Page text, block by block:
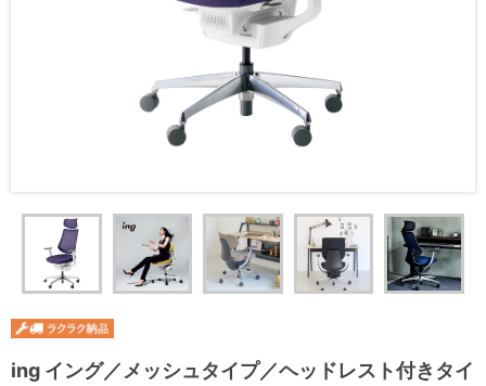
ing イング／メッシュタイプ／ヘッドレスト付きタイ